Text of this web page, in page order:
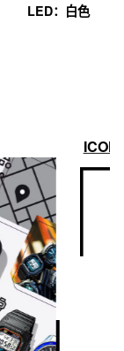
LED：白色